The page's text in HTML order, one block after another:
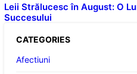
Leii Strălucesc în August: O
Succesului
CATEGORIES
Afectiuni